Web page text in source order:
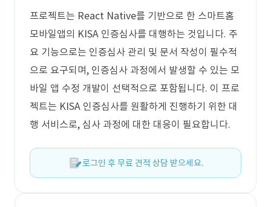
프로젝트는 React Native를 기반으로 한 스마트홈
모바일앱의 KISA 인증심사를 대행하는 것입니다. 주
요 기능으로는 인증심사 관리 및 문서 작성이 필수적
으로 요구되며, 인증심사 과정에서 발생할 수 있는 모
바일 앱 수정 개발이 선택적으로 포함됩니다. 이 프로
젝트는 KISA 인증심사를 원활하게 진행하기 위한 대
행 서비스로, 심사 과정에 대한 대응이 필요합니다.
로그인 후 무료 견적 상담 받으세요.